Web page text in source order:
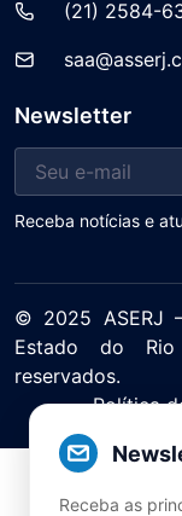
Receba as
(21) 2584-
Newsletter
Receba notícias e
© 2025 ASERJ
Estado do
reservados.
Política